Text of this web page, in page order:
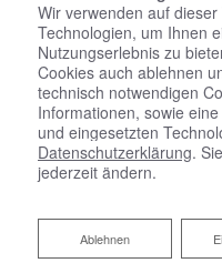
Wir verwenden auf
Technologien, um Ihnen
Nutzungserlebnis zu
Cookies auch ablehnen
technisch notwendigen
Informationen, sowie
und eingesetzten
Datenschutzerklärung.
jederzeit ändern.
Ablehnen
Ablehnen